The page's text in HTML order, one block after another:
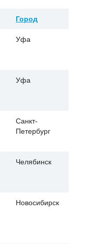
Город
Уфа
Уфа
Санкт-
Петербург
Челябинск
Новосибирск